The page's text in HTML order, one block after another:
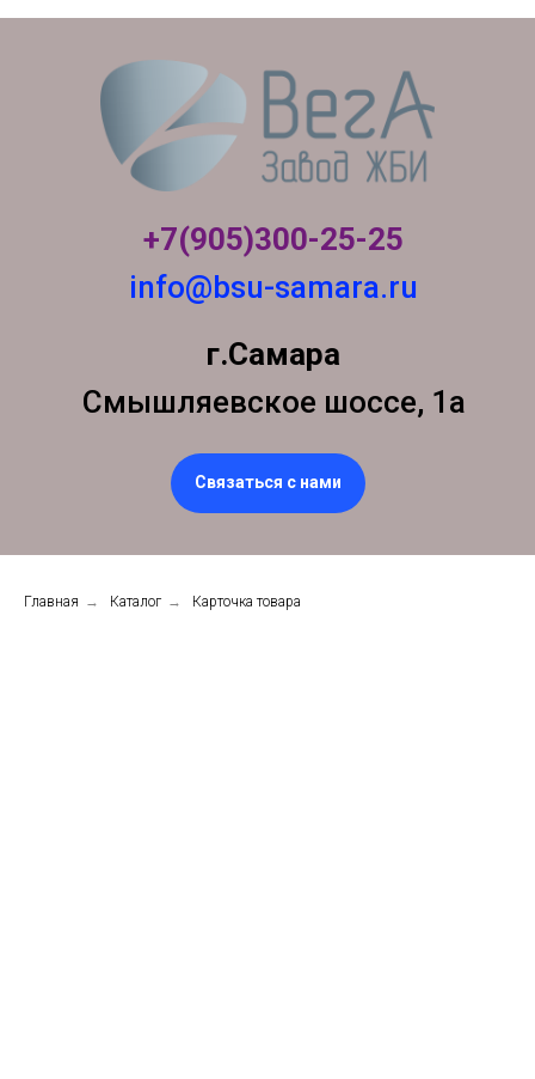
+7(905)300-25-25
info@bsu-samara.ru
г.Самара
Смышляевское шоссе, 1а
Связаться с нами
Главная → Каталог → Карточка товара